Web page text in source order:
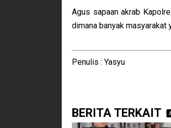
Agus sapaan akrab
dimana banyak masyarakat
Penulis : Yasyu
BERITA TERKAIT